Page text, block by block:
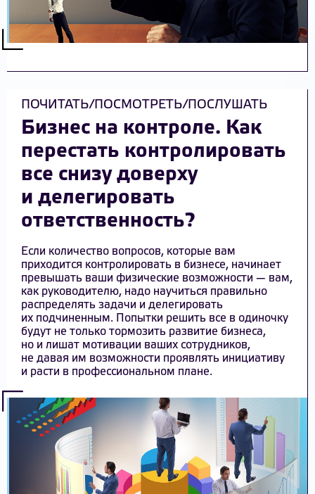
ПОЧИТАТЬ/ПОСМОТРЕТЬ/ПОСЛУШАТЬ
Бизнес на контроле. Как
перестать контролировать
все снизу доверху
и делегировать
ответственность?
Если количество вопросов, которые вам
приходится контролировать в бизнесе, начинает
превышать ваши физические возможности — вам,
как руководителю, надо научиться правильно
распределять задачи и делегировать
их подчиненным. Попытки решить все в одиночку
будут не только тормозить развитие бизнеса,
но и лишат мотивации ваших сотрудников,
не давая им возможности проявлять инициативу
и расти в профессиональном плане.